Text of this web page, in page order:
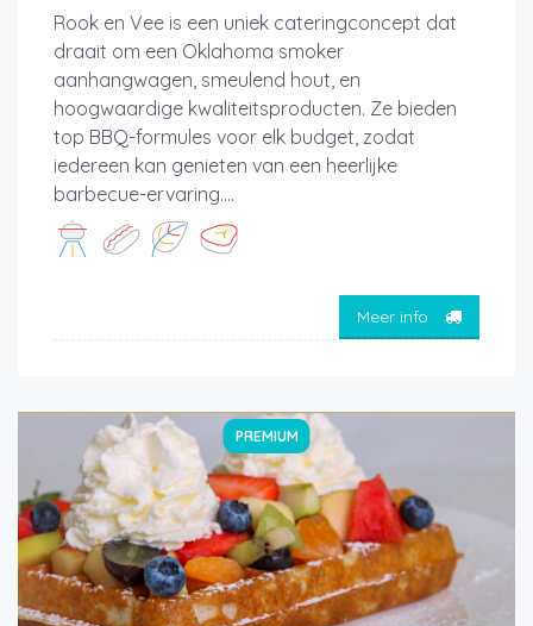
Rook en Vee is een uniek cateringconcept dat
draait om een Oklahoma smoker
aanhangwagen, smeulend hout, en
hoogwaardige kwaliteitsproducten. Ze bieden
top BBQ-formules voor elk budget, zodat
iedereen kan genieten van een heerlijke
barbecue-ervaring....
Meer info
PREMIUM